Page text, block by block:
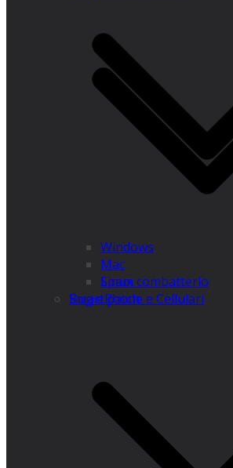
Windows
Mac
Linux
SmartPhone e Cellulari
Spam combatterlo
Bug e patch